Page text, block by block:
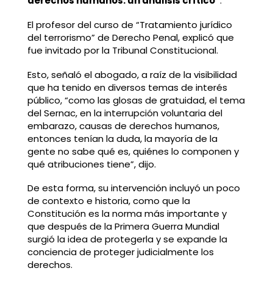
El profesor del curso de “Tratamiento jurídico
del terrorismo” de Derecho Penal, explicó que
fue invitado por la Tribunal Constitucional.
Esto, señaló el abogado, a raíz de la visibilidad
que ha tenido en diversos temas de interés
público, “como las glosas de gratuidad, el tema
del Sernac, en la interrupción voluntaria del
embarazo, causas de derechos humanos,
entonces tenían la duda, la mayoría de la
gente no sabe qué es, quiénes lo componen y
qué atribuciones tiene”, dijo.
De esta forma, su intervención incluyó un poco
de contexto e historia, como que la
Constitución es la norma más importante y
que después de la Primera Guerra Mundial
surgió la idea de protegerla y se expande la
conciencia de proteger judicialmente los
derechos.